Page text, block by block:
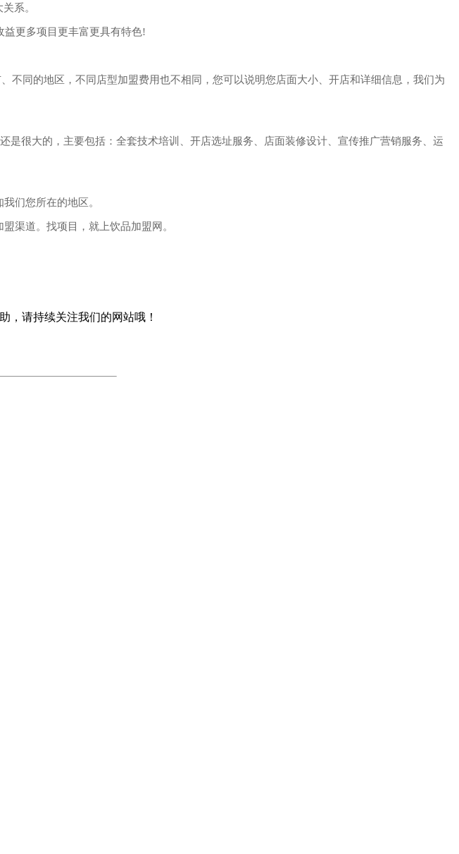
系。
更多项目更丰富更具有特色!
同的地区，不同店型加盟费用也不相同，您可以说明您店面大小、开店和详细信息，我们为
很大的，主要包括：全套技术培训、开店选址服务、店面装修设计、宣传推广营销服务、运
们您所在的地区。
渠道。找项目，就上饮品加盟网。
，请持续关注我们的网站哦！